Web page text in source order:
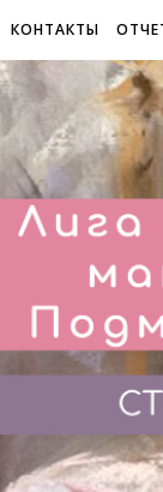
КОНТАКТЫ